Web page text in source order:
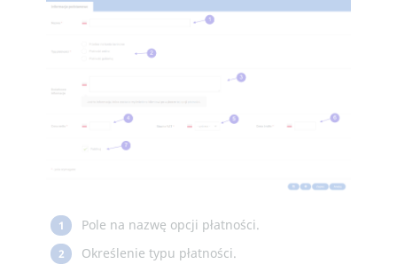
1 Pole na nazwę opcji płatności.
2 Określenie typu płatności.